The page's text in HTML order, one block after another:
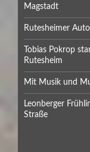
Magstadt
Rutesheimer
Tobias Pokrop
Rutesheim
Mit Musik und
Leonberger
Straße